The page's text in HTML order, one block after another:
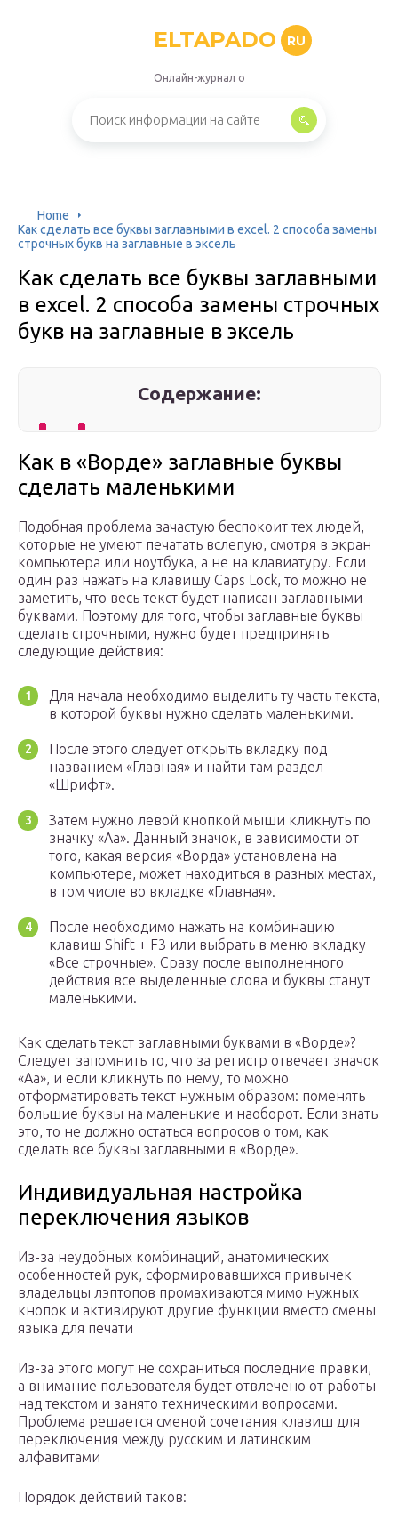
ELTAPADO RU
Онлайн-журнал о
Home
Как сделать все буквы заглавными в excel. 2 способа замены
строчных букв на заглавные в эксель
Как сделать все буквы заглавными
в excel. 2 способа замены строчных
букв на заглавные в эксель
Содержание:
Как в «Ворде» заглавные буквы
сделать маленькими
Подобная проблема зачастую беспокоит тех людей,
которые не умеют печатать вслепую, смотря в экран
компьютера или ноутбука, а не на клавиатуру. Если
один раз нажать на клавишу Caps Lock, то можно не
заметить, что весь текст будет написан заглавными
буквами. Поэтому для того, чтобы заглавные буквы
сделать строчными, нужно будет предпринять
следующие действия:
Для начала необходимо выделить ту часть текста,
в которой буквы нужно сделать маленькими.
После этого следует открыть вкладку под
названием «Главная» и найти там раздел
«Шрифт».
Затем нужно левой кнопкой мыши кликнуть по
значку «Аа». Данный значок, в зависимости от
того, какая версия «Ворда» установлена на
компьютере, может находиться в разных местах,
в том числе во вкладке «Главная».
После необходимо нажать на комбинацию
клавиш Shift + F3 или выбрать в меню вкладку
«Все строчные». Сразу после выполненного
действия все выделенные слова и буквы станут
маленькими.
Как сделать текст заглавными буквами в «Ворде»?
Следует запомнить то, что за регистр отвечает значок
«Аа», и если кликнуть по нему, то можно
отформатировать текст нужным образом: поменять
большие буквы на маленькие и наоборот. Если знать
это, то не должно остаться вопросов о том, как
сделать все буквы заглавными в «Ворде».
Индивидуальная настройка
переключения языков
Из-за неудобных комбинаций, анатомических
особенностей рук, сформировавшихся привычек
владельцы лэптопов промахиваются мимо нужных
кнопок и активируют другие функции вместо смены
языка для печати
Из-за этого могут не сохраниться последние правки,
а внимание пользователя будет отвлечено от работы
над текстом и занято техническими вопросами.
Проблема решается сменой сочетания клавиш для
переключения между русским и латинским
алфавитами
Порядок действий таков: